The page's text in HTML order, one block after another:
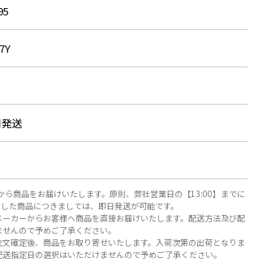
送
商品をお届けいたします。原則、弊社営業日の【13:00】までに
た商品につきましては、即日発送が可能です。
カーからお客様へ商品を直接お届けいたします。配送方法及び配
んので予めご了承ください。
確定後、商品をお取り寄せいたします。入荷次第の出荷となりま
指定日の選択はいただけませんので予めご了承ください。